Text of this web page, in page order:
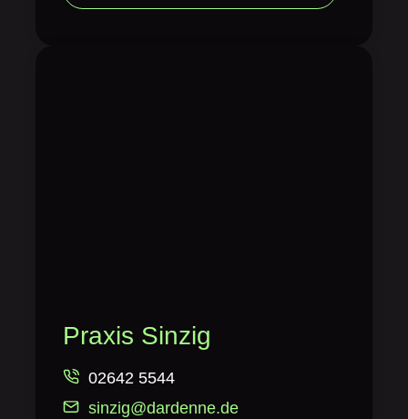
Praxis Sinzig
02642 5544
sinzig@dardenne.de